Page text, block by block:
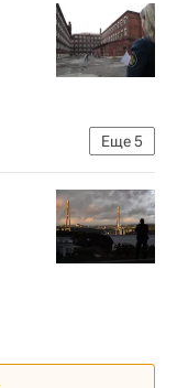
Еще5
Федеральная служба исполнения наказаний (ФСИН России)
Федеральное агентство по управлению государственным имуществом (Росимущество)